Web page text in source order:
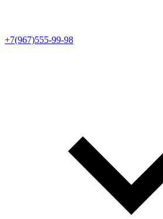
+7(967)555-99-98